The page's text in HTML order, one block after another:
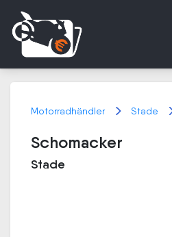
Motorradhändler Stade
Schomacker
Stade